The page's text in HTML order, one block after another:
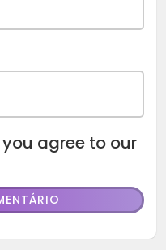
agree to our